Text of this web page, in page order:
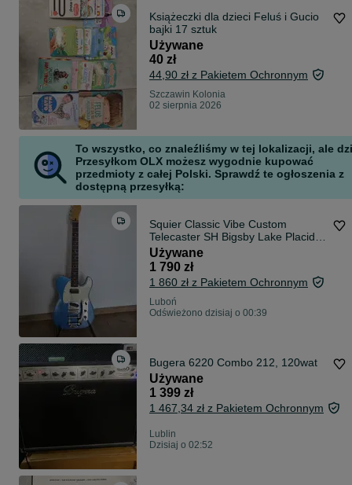
Książeczki dla dzieci Feluś i Gucio
bajki 17 sztuk
Używane
40 zł
44,90 zł z Pakietem Ochronnym
Szczawin Kolonia
02 sierpnia 2026
To wszystko, co znaleźliśmy w tej lokalizacji, ale
Przesyłkom OLX możesz wygodnie kupować
przedmioty z całej Polski. Sprawdź te ogłoszenia z
dostępną przesyłką:
Squier Classic Vibe Custom
Telecaster SH Bigsby Lake Placid
Blue
Używane
1 790 zł
1 860 zł z Pakietem Ochronnym
Luboń
Odświeżono dzisiaj o 00:39
Bugera 6220 Combo 212, 120wat
Używane
1 399 zł
1 467,34 zł z Pakietem Ochronnym
Lublin
Dzisiaj o 02:52